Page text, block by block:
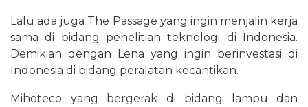
Lalu ada juga The Passage yang ingin menjalin kerja
sama di bidang penelitian teknologi di Indonesia.
Demikian dengan Lena yang ingin berinvestasi di
Indonesia di bidang peralatan kecantikan.
Mihoteco yang bergerak di bidang lampu dan